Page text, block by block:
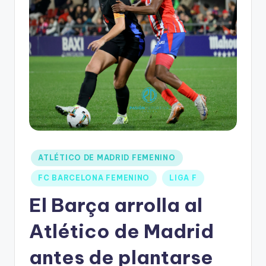
ATLÉTICO DE MADRID FEMENINO
FC BARCELONA FEMENINO LIGA F
El Barça arrolla al
Atlético de Madrid
antes de plantarse